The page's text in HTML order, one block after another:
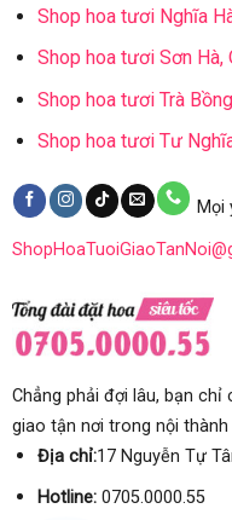
Shop hoa tươi Nghĩa
Shop hoa tươi Sơn Hà,
Shop hoa tươi Trà
Shop hoa tươi Tư
Mọi
Chẳng phải đợi lâu, bạn
giao tận nơi trong nội
Địa chỉ:17 Nguyễn Tự
Hotline:0705.0000.55